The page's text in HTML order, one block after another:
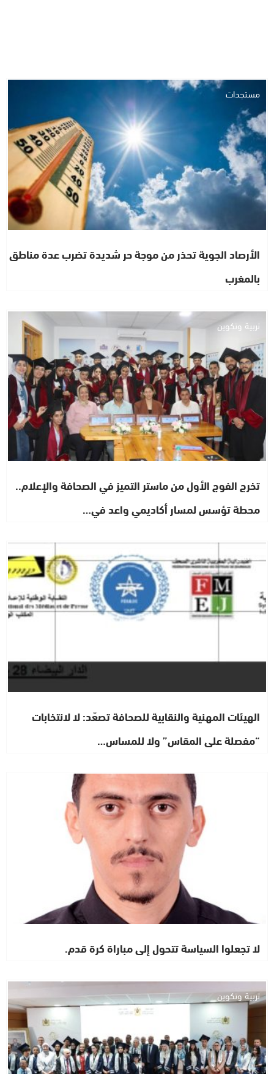
مستجدات
الأرصاد الجوية تحذر من موجة حر شديدة تضرب عدة مناطق
بالمغرب
تربية وتكوين
تخرج الفوج الأول من ماستر التميز في الصحافة والإعلام..
محطة تؤسس لمسار أكاديمي واعد في…
مجتمع
الهيئات المهنية والنقابية للصحافة تصعّد: لا لانتخابات
“مفصلة على المقاس” ولا للمساس…
لا تجعلوا السياسة تتحول إلى مباراة كرة قدم.
تربية وتكوين